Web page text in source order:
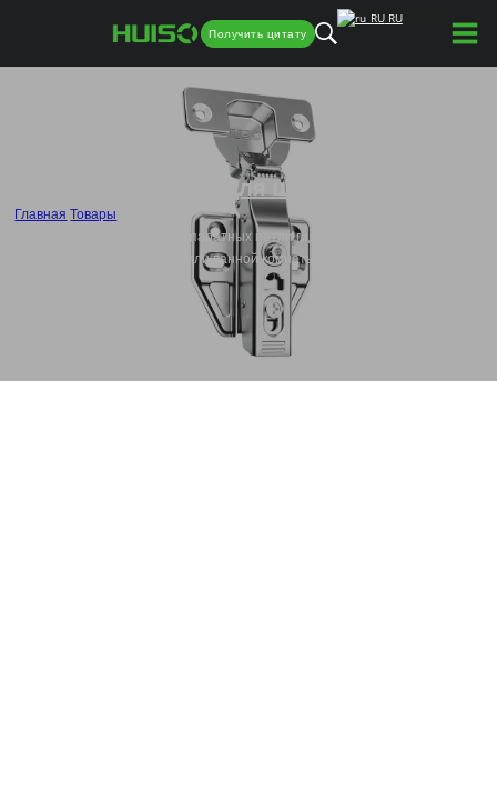
Получить цитату
RU
Петли для шкафа
Главная /Товары
Пользовательские шкаф аппаратных петли гидравлического
демпфирования для кухни или ванной комнаты-HB2